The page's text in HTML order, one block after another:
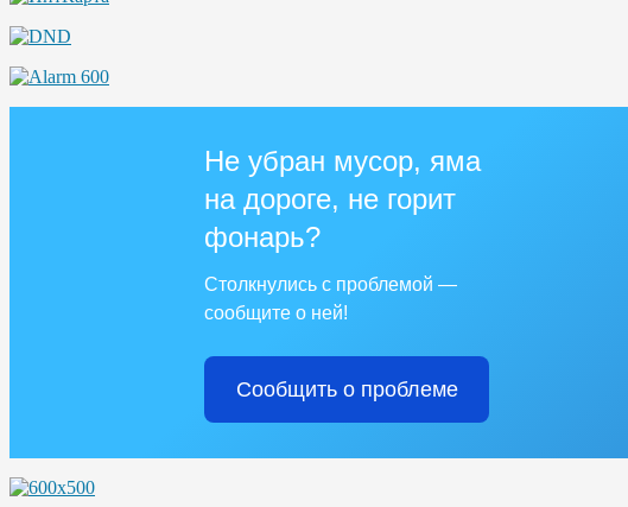
Не убран мусор, яма
на дороге, не горит
фонарь?
Столкнулись с проблемой —
сообщите о ней!
Сообщить о проблеме